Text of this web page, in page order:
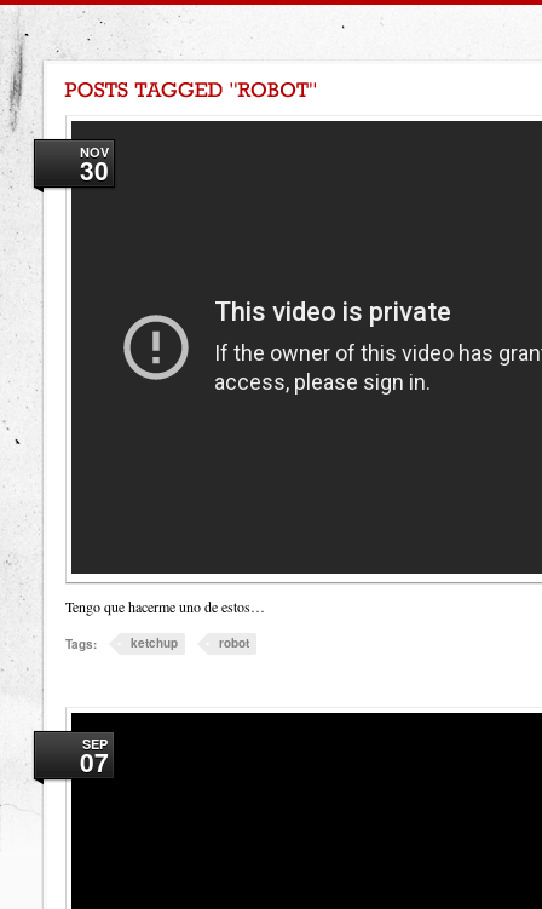
NOV
30
Tengo que hacerme uno de estos…
Tags: ketchup robot
SEP
07